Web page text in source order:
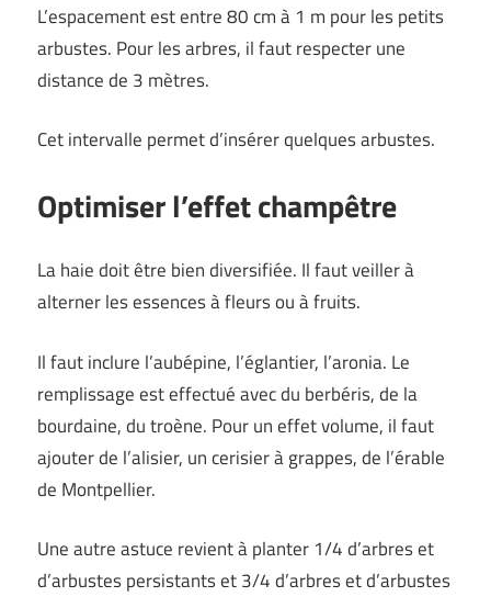
L’espacement est entre 80 cm à 1 m pour les petits
arbustes. Pour les arbres, il faut respecter une
distance de 3 mètres.
Cet intervalle permet d’insérer quelques arbustes.
Optimiser l’effet champêtre
La haie doit être bien diversifiée. Il faut veiller à
alterner les essences à fleurs ou à fruits.
Il faut inclure l’aubépine, l’églantier, l’aronia. Le
remplissage est effectué avec du berbéris, de la
bourdaine, du troène. Pour un effet volume, il faut
ajouter de l’alisier, un cerisier à grappes, de l’érable
de Montpellier.
Une autre astuce revient à planter 1/4 d’arbres et
d’arbustes persistants et 3/4 d’arbres et d’arbustes